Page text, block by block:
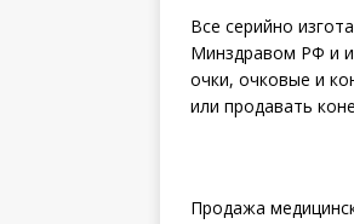
Все серийно
Минздравом РФ и
очки, очковые и
или продавать
Продажа